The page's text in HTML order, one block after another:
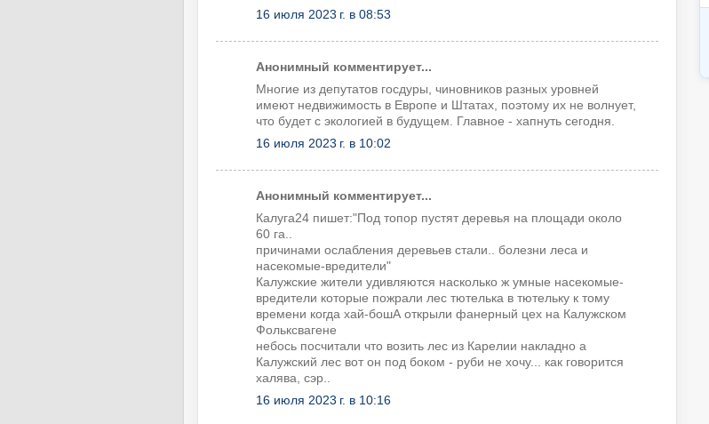
16 июля 2023 г. в 08:53
Анонимный комментирует...
Многие из депутатов госдуры, чиновников разных уровней
имеют недвижимость в Европе и Штатах, поэтому их не волнует,
что будет с экологией в будущем. Главное - хапнуть сегодня.
16 июля 2023 г. в 10:02
Анонимный комментирует...
Калуга24 пишет:"Под топор пустят деревья на площади около
60 га..
причинами ослабления деревьев стали.. болезни леса и
насекомые-вредители"
Калужские жители удивляются насколько ж умные насекомые-
вредители которые пожрали лес тютелька в тютельку к тому
времени когда хай-бошА открыли фанерный цех на Калужском
Фольксвагене
небось посчитали что возить лес из Карелии накладно а
Калужский лес вот он под боком - руби не хочу... как говорится
халява, сэр..
16 июля 2023 г. в 10:16